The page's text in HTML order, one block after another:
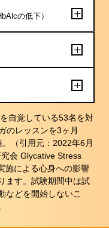
の低下）
自覚している53名を対
のレッスンを3ヶ月
（引用元：2022年6月
会 Glycative Stress
施による心身への影響
ます。試験期間中は試
などを開始しないこ